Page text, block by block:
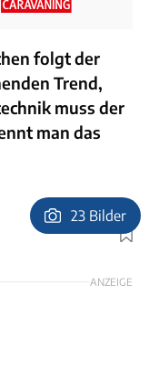
folgt der
Trend,
muss der
man das
Foto: Ingolf Pompe
23 Bilder
ANZEIGE